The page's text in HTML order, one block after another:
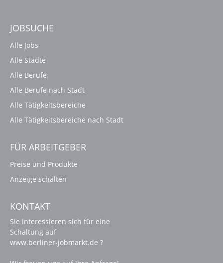
JOBSUCHE
Alle Jobs
Alle Städte
Alle Berufe
Alle Berufe nach Stadt
Alle Tätigkeitsbereiche
Alle Tätigkeitsbereiche nach Stadt
FÜR ARBEITGEBER
Preise und Produkte
Anzeige schalten
KONTAKT
Sie interessieren sich für eine
Schaltung auf
www.berliner-jobmarkt.de ?